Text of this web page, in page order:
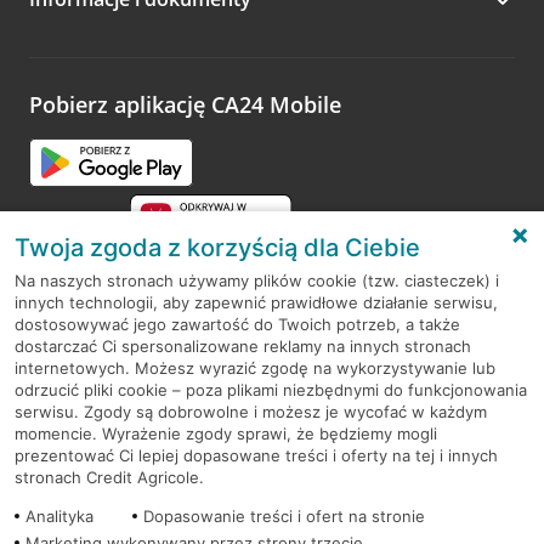
składania wniosku.
założeń kapitału,
procesowania wniosku, poza serwisem banku,
braku informacji o rozpatrzeniu wniosku,
wysokości świadczenia,
terminów realizacji kolejnych etapów pracy z
wnioskiem,
wypłaty świadczenia,
terminu wypłaty świadczenia.
My - bank Credit Agricole przyjmujemy i
rozpatrujemy reklamacje zgodnie z zasadami, które
opisaliśmy na naszej stronie.
Pobierz aplikację CA24 Mobile
RODO
Regulamin serwisu
Mapa serwisu
PolitykaCookies
Twoja zgoda z korzyścią dla Ciebie
Na naszych stronach używamy plików cookie (tzw. ciasteczek) i
innych technologii, aby zapewnić prawidłowe działanie serwisu,
dostosowywać jego zawartość do Twoich potrzeb, a także
dostarczać Ci spersonalizowane reklamy na innych stronach
internetowych. Możesz wyrazić zgodę na wykorzystywanie lub
odrzucić pliki cookie – poza plikami niezbędnymi do funkcjonowania
serwisu. Zgody są dobrowolne i możesz je wycofać w każdym
momencie. Wyrażenie zgody sprawi, że będziemy mogli
prezentować Ci lepiej dopasowane treści i oferty na tej i innych
stronach Credit Agricole.
Analityka
Dopasowanie treści i ofert na stronie